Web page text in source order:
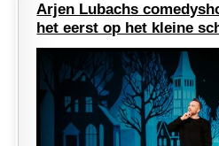
Arjen Lubachs
het eerst op het kleine